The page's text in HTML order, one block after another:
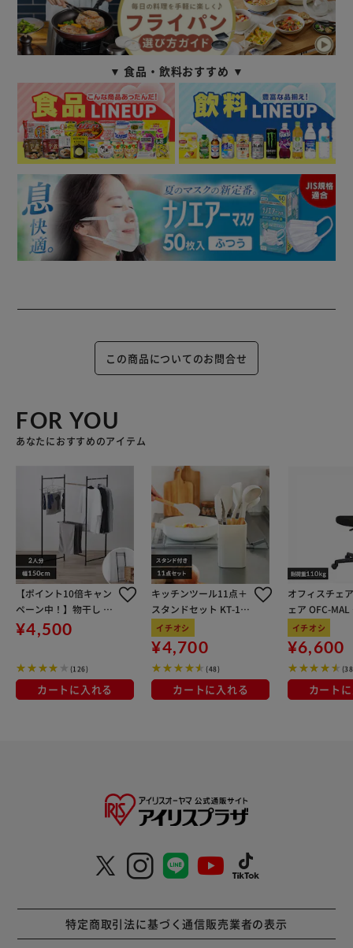
▼ 食品・飲料おすすめ ▼
この商品についてのお問合せ
FOR YOU
あなたにおすすめのアイテム
【ポイント10倍キャン
ペーン中！】物干し 室
内用 折りたたみ式 3連
OTM-150R ブラック 一
¥4,500
(126)
カートに入れる
キッチンツール11点＋
スタンドセット KT-11
SS グレージュ
イチオシ
¥4,700
(48)
カートに入れる
オフィスチェ
ェア OFC-
ン
イチオシ
¥6,600
カート
特定商取引法に基づく通信販売業者の表示